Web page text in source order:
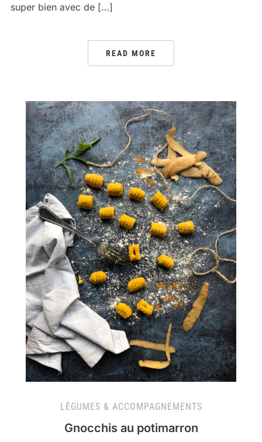
super bien avec de […]
READ MORE
LÉGUMES & ACCOMPAGNEMENTS
Gnocchis au potimarron